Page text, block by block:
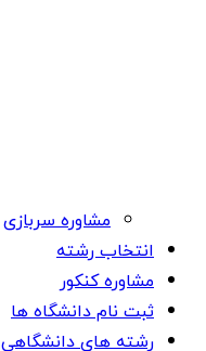
مشاوره سربازی
انتخاب رشته
مشاوره کنکور
ثبت نام دانشگاه ها
رشته های دانشگاهی